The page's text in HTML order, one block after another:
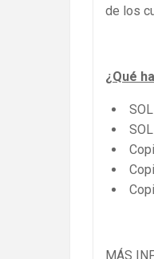
de los
¿Qué
MÁS